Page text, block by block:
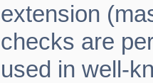
extension
checks are
used in well-